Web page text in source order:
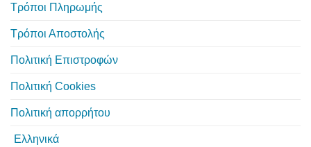
Τρόποι Πληρωμής
Τρόποι Αποστολής
Πολιτική Επιστροφών
Πολιτική Cookies
Πολιτική απορρήτου
Ελληνικά